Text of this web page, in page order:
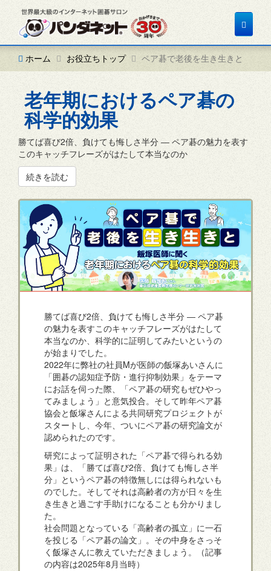
Toggle
ホーム
お役立ちトップ ペア碁で老後を生き生きと
老年期におけるペア碁の
科学的効果
勝てば喜び2倍、負けても悔しさ半分 ― ペア碁の魅力を表す
このキャッチフレーズがはたして本当なのか
続きを読む
勝てば喜び2倍、負けても悔しさ半分 ― ペア碁
の魅力を表すこのキャッチフレーズがはたして
本当なのか、科学的に証明してみたいというの
が始まりでした。
2022年に弊社の社員Mが医師の飯塚あいさんに
「囲碁の認知症予防・進行抑制効果」をテーマ
にお話を伺った際、「ペア碁の研究もぜひやっ
てみましょう」と意気投合。そして昨年ペア碁
協会と飯塚さんによる共同研究プロジェクトが
スタートし、今年、ついにペア碁の研究論文が
認められたのです。
研究によって証明された「ペア碁で得られる効
果」は、「勝てば喜び2倍、負けても悔しさ半
分」というペア碁の特徴無しには得られないも
のでした。そしてそれは高齢者の方が日々を生
き生きと過ごす手助けになることも分かりまし
た。
社会問題となっている「高齢者の孤立」に一石
を投じる「ペア碁の論文」。その中身をさっそ
く飯塚さんに教えていただきましょう。（記事
の内容は2025年8月当時）